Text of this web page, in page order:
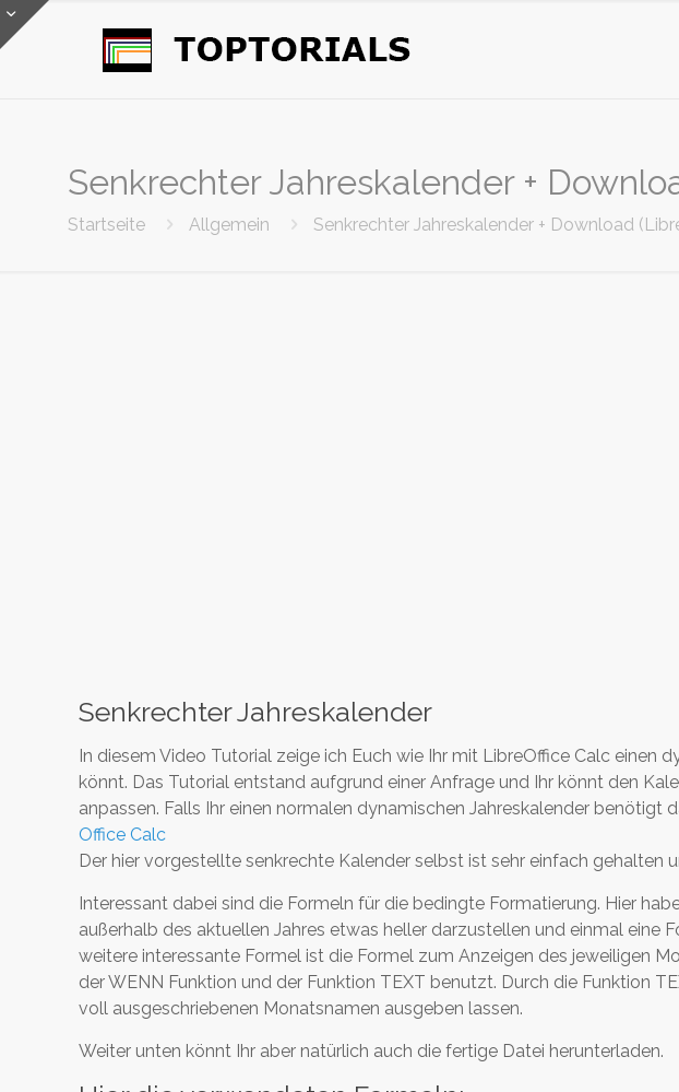
Senkrechter Jahreskalender +
Startseite Allgemein Senkrechter Jahreskalender + Download
Senkrechter Jahreskalender
In diesem Video Tutorial zeige ich Euch wie Ihr mit LibreOffice Calc einen
könnt. Das Tutorial entstand aufgrund einer Anfrage und Ihr könnt den
anpassen. Falls Ihr einen normalen dynamischen Jahreskalender benötigt
Office Calc
Der hier vorgestellte senkrechte Kalender selbst ist sehr einfach gehalten
Interessant dabei sind die Formeln für die bedingte Formatierung. Hier
außerhalb des aktuellen Jahres etwas heller darzustellen und einmal eine
weitere interessante Formel ist die Formel zum Anzeigen des jeweiligen
der WENN Funktion und der Funktion TEXT benutzt. Durch die Funktion
voll ausgeschriebenen Monatsnamen ausgeben lassen.
Weiter unten könnt Ihr aber natürlich auch die fertige Datei herunterladen.